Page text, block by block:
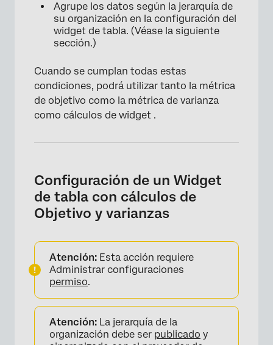
Agrupe los datos según la jerarquía de
su organización en la configuración del
widget de tabla. (Véase la siguiente
sección.)
Cuando se cumplan todas estas
condiciones, podrá utilizar tanto la métrica
de objetivo como la métrica de varianza
como cálculos de widget .
Configuración de un Widget
de tabla con cálculos de
Objetivo y varianzas
Atención: Esta acción requiere
Administrar configuraciones
permiso.
Atención: La jerarquía de la
organización debe ser publicado y